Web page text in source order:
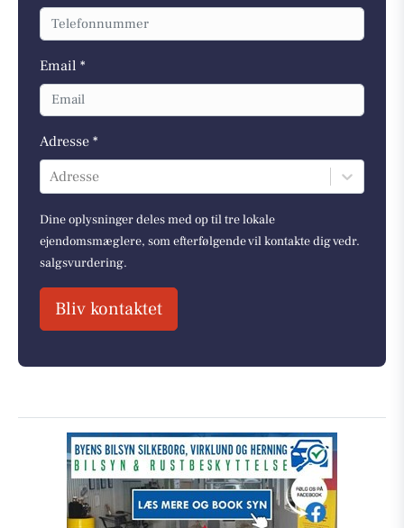
Email *
Adresse *
Adresse
Dine oplysninger deles med op til tre lokale
ejendomsmæglere, som efterfølgende vil kontakte dig vedr.
salgsvurdering.
Bliv kontaktet